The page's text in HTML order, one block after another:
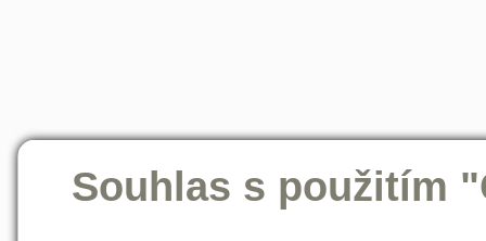
Souhlas s použitím